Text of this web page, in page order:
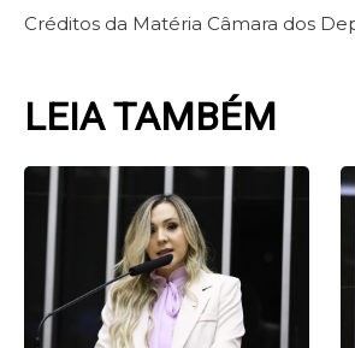
Créditos da Matéria Câmara dos
LEIA TAMBÉM